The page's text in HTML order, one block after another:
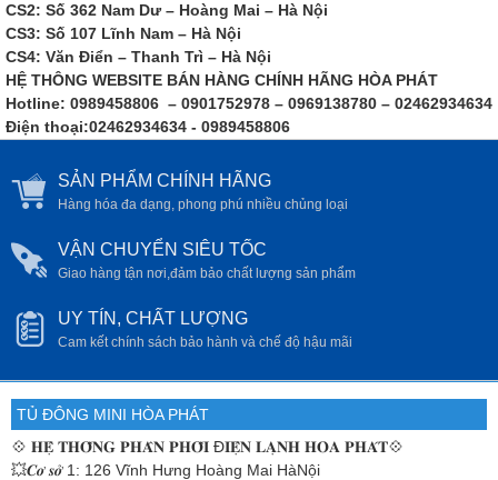
CS2: Số 362 Nam Dư – Hoàng Mai – Hà Nội
CS3: Số 107 Lĩnh Nam – Hà Nội
CS4: Văn Điển – Thanh Trì – Hà Nội
HỆ THÔNG WEBSITE BÁN HÀNG CHÍNH HÃNG HÒA PHÁT
Hotline: 0989458806 – 0901752978 – 0969138780 – 02462934634
Điện thoại:02462934634 - 0989458806
SẢN PHẨM CHÍNH HÃNG
Hàng hóa đa dạng, phong phú nhiều chủng loại
VẬN CHUYỂN SIÊU TỐC
Giao hàng tận nơi,đảm bảo chất lượng sản phẩm
UY TÍN, CHẤT LƯỢNG
Cam kết chính sách bảo hành và chế độ hậu mãi
TỦ ĐÔNG MINI HÒA PHÁT
💠 𝐇𝐄̣̂ 𝐓𝐇𝐎̂́𝐍𝐆 𝐏𝐇𝐀̂𝐍 𝐏𝐇𝐎̂́𝐈 Đ𝐈𝐄̣̂𝐍 𝐋𝐀̣𝐍𝐇 𝐇𝐎̀𝐀 𝐏𝐇𝐀́𝐓💠
💥𝑪𝒐̛ 𝒔𝒐̛̉ 1: 126 Vĩnh Hưng Hoàng Mai HàNội